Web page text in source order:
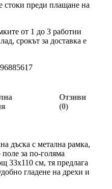
стоки преди плащане на
от 1 до 3 работни
срокът за доставка е
Отзиви
(0)
дъска с метална рамка,
за по-голяма
33х110 см, тя предлага
гладене на дрехи и